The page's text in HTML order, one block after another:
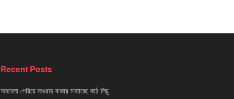
Recent Posts
অবহেলা পেরিয়ে মাগুরার বাজার মাতাচ্ছে কাঠ লিচু